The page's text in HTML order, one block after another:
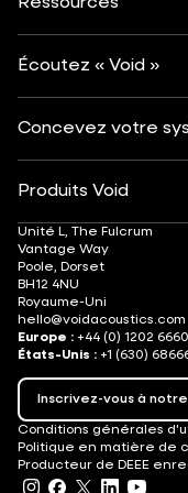
Ressources
Écoutez « Void »
Concevez votre
Produits Void
Conditions générales
Politique en matière de
Producteur de DEEE
Unité L, The Fulcrum
Vantage Way
Poole, Dorset
BH12 4NU
Royaume-Uni
hello@voidacoustics.com
Europe : +44 (0) 1202
États-Unis : +1 (630)
Inscrivez-vous à